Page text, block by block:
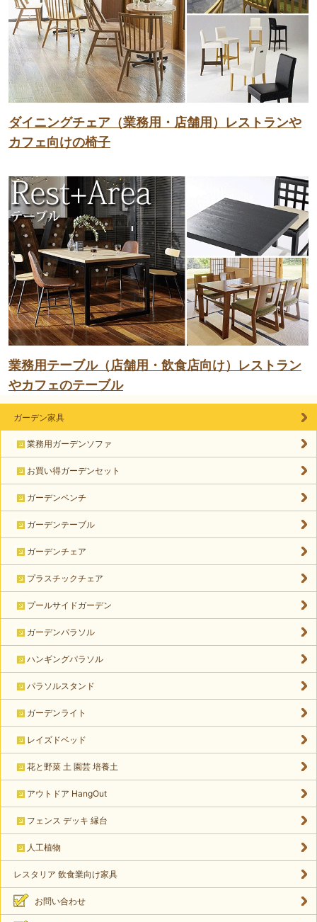
ダイニングチェア（業務用・店舗用）レストランや
カフェ向けの椅子
業務用テーブル（店舗用・飲食店向け）レストラン
やカフェのテーブル
ガーデン家具
業務用ガーデンソファ
お買い得ガーデンセット
ガーデンベンチ
ガーデンテーブル
ガーデンチェア
プラスチックチェア
プールサイドガーデン
ガーデンパラソル
ハンギングパラソル
パラソルスタンド
ガーデンライト
レイズドベッド
花と野菜 土 園芸 培養土
アウトドア HangOut
フェンス デッキ 縁台
人工植物
レスタリア 飲食業向け家具
お問い合わせ